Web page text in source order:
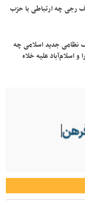
رجی چه ارتباطی با حزب
نظامی جدید اسلامی چه
اسلام‌آباد علیه خلاء